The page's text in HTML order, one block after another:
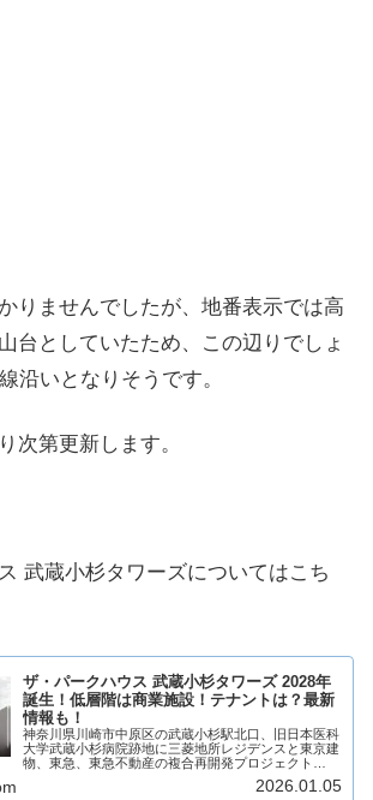
りませんでしたが、地番表示では高
台としていたため、この辺りでしょ
沿いとなりそうです。
次第更新します。
武蔵小杉タワーズについてはこち
ザ・パークハウス 武蔵小杉タワーズ 2028年
誕生！低層階は商業施設！テナントは？最新
情報も！
神奈川県川崎市中原区の武蔵小杉駅北口、旧日本医科
大学武蔵小杉病院跡地に三菱地所レジデンスと東京建
物、東急、東急不動産の複合再開発プロジェクト
「ザ・パークハウス 武蔵小杉タワーズ」が2028年に
誕生！高層階は分譲マンション、低層階には商業施
2026.01.05